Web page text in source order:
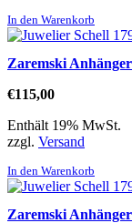
In den Warenkorb
Zaremski
€115,00
Enthält 19% MwSt.
zzgl. Versand
In den Warenkorb
Zaremski